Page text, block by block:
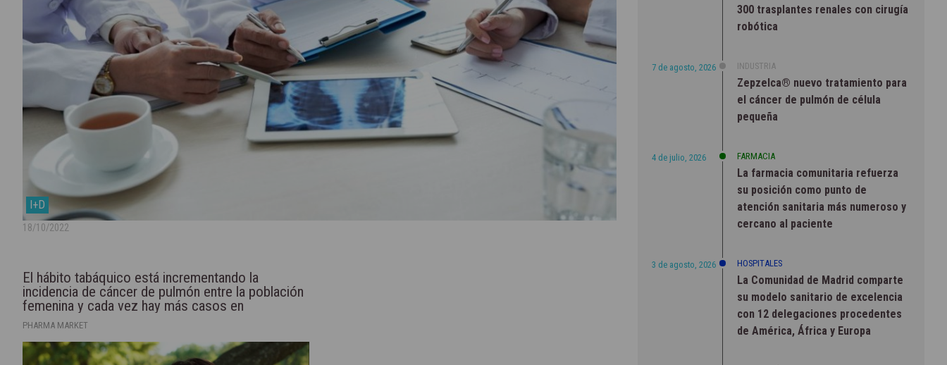
I+D
18/10/2022
El hábito tabáquico está incrementando la
incidencia de cáncer de pulmón entre la población
femenina y cada vez hay más casos en
embarazadas
PHARMA MARKET
300 trasplantes renales con cirugía
robótica
7 de agosto, 2026 INDUSTRIA
Zepzelca® nuevo tratamiento para
el cáncer de pulmón de célula
pequeña
4 de julio, 2026 FARMACIA
La farmacia comunitaria refuerza
su posición como punto de
atención sanitaria más numeroso y
cercano al paciente
3 de agosto, 2026 HOSPITALES
La Comunidad de Madrid comparte
su modelo sanitario de excelencia
con 12 delegaciones procedentes
de América, África y Europa